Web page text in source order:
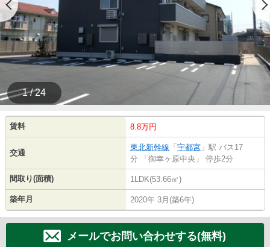
1 / 24
賃料 8.8万円
交通
東北新幹線 「 宇都宮 」駅 バス17
分 「御幸ヶ原中央」 停歩2分
間取り(面積) 1LDK(53.66㎡)
築年月 2020年 3月(築6年)
メールでお問い合わせする(無料)